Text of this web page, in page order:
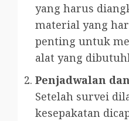
yang harus
material yang
penting untuk
alat yang
Penjadwalan
Setelah survei
kesepakatan